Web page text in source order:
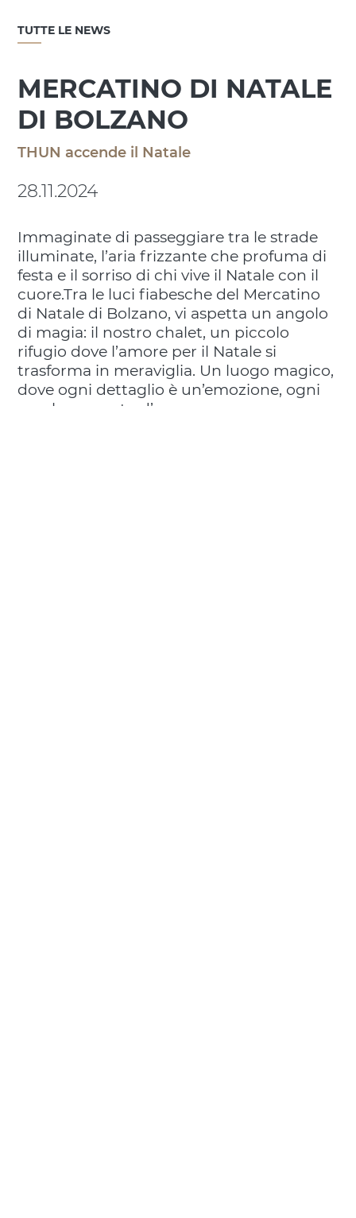
TUTTE LE NEWS
MERCATINO DI NATALE
DI BOLZANO
THUN accende il Natale
28.11.2024
Immaginate di passeggiare tra le strade
illuminate, l’aria frizzante che profuma di
festa e il sorriso di chi vive il Natale con il
cuore.Tra le luci fiabesche del Mercatino
di Natale di Bolzano, vi aspetta un angolo
di magia: il nostro chalet, un piccolo
rifugio dove l’amore per il Natale si
trasforma in meraviglia. Un luogo magico,
dove ogni dettaglio è un’emozione, ogni
regalo un gesto d’amore.